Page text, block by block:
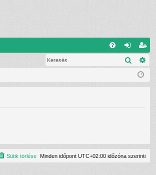
el eg
is
Minden időpont UTC+02:00 időzóna szerinti
Sütik törlése